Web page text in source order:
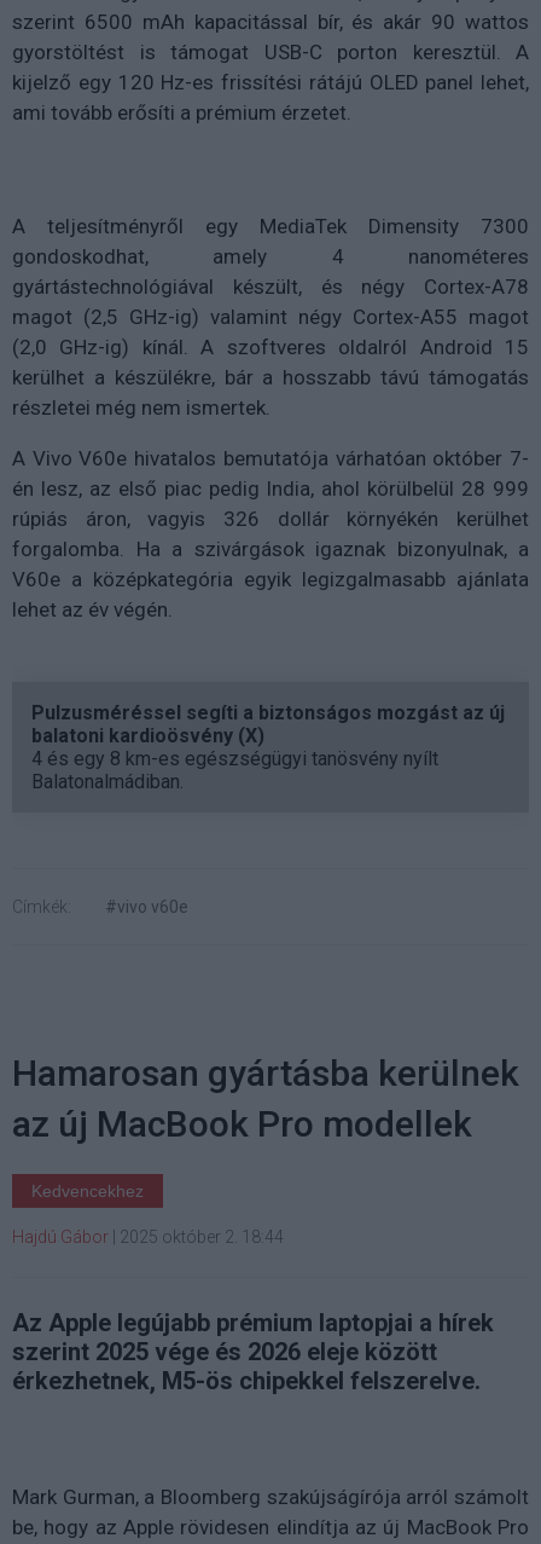
szerint 6500 mAh kapacitással bír, és akár 90 wattos
gyorstöltést is támogat USB-C porton keresztül. A
kijelző egy 120 Hz-es frissítési rátájú OLED panel lehet,
ami tovább erősíti a prémium érzetet.
A teljesítményről egy MediaTek Dimensity 7300
gondoskodhat, amely 4 nanométeres
gyártástechnológiával készült, és négy Cortex-A78
magot (2,5 GHz-ig) valamint négy Cortex-A55 magot
(2,0 GHz-ig) kínál. A szoftveres oldalról Android 15
kerülhet a készülékre, bár a hosszabb távú támogatás
részletei még nem ismertek.
A Vivo V60e hivatalos bemutatója várhatóan október 7-
én lesz, az első piac pedig India, ahol körülbelül 28 999
rúpiás áron, vagyis 326 dollár környékén kerülhet
forgalomba. Ha a szivárgások igaznak bizonyulnak, a
V60e a középkategória egyik legizgalmasabb ajánlata
lehet az év végén.
Pulzusméréssel segíti a biztonságos mozgást az új
balatoni kardioösvény (X)
4 és egy 8 km-es egészségügyi tanösvény nyílt
Balatonalmádiban.
Címkék: #vivo v60e
Hamarosan gyártásba kerülnek
az új MacBook Pro modellek
Kedvencekhez
Hajdú Gábor 2025 október 2. 18:44
Az Apple legújabb prémium laptopjai a hírek
szerint 2025 vége és 2026 eleje között
érkezhetnek, M5-ös chipekkel felszerelve.
Mark Gurman, a Bloomberg szakújságírója arról számolt
be, hogy az Apple rövidesen elindítja az új MacBook Pro